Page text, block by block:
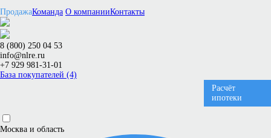
ПродажаКоманда О компанииКонтакты
8 (800) 250 04 53
info@nlre.ru
+7 929 981-31-01
База покупателей (4)
Расчёт
ипотеки
Москва и область